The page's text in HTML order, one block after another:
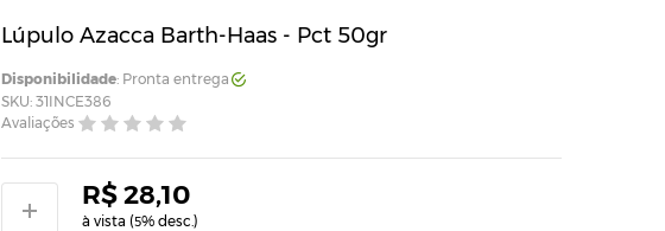
Lúpulo Azacca Barth-Haas - Pct 50gr
Disponibilidade: Pronta entrega
SKU: 31INCE386
Avaliações
R$ 28,10
à vista (5% desc.)